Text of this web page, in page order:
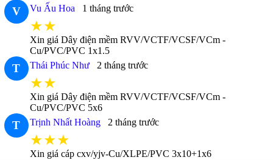
V Vu Ấu Hoa 1 tháng trước
★★
Xin giá Dây điện mềm RVV/VCTF/VCSF/VCm -
Cu/PVC/PVC 1x1.5
T Thái Phúc Như 2 tháng trước
★★
Xin giá Dây điện mềm RVV/VCTF/VCSF/VCm -
Cu/PVC/PVC 5x6
T Trịnh Nhất Hoàng 2 tháng trước
★★★
Xin giá cáp cxv/yjv-Cu/XLPE/PVC 3x10+1x6